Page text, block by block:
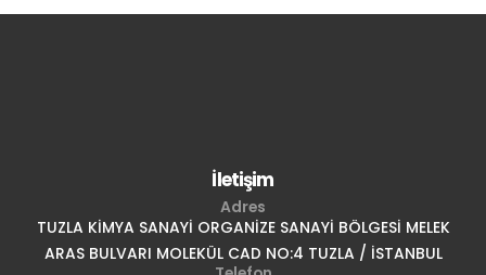
İletişim
Adres
TUZLA KİMYA SANAYİ ORGANİZE SANAYİ BÖLGESİ MELEK
ARAS BULVARI MOLEKÜL CAD NO:4 TUZLA / İSTANBUL